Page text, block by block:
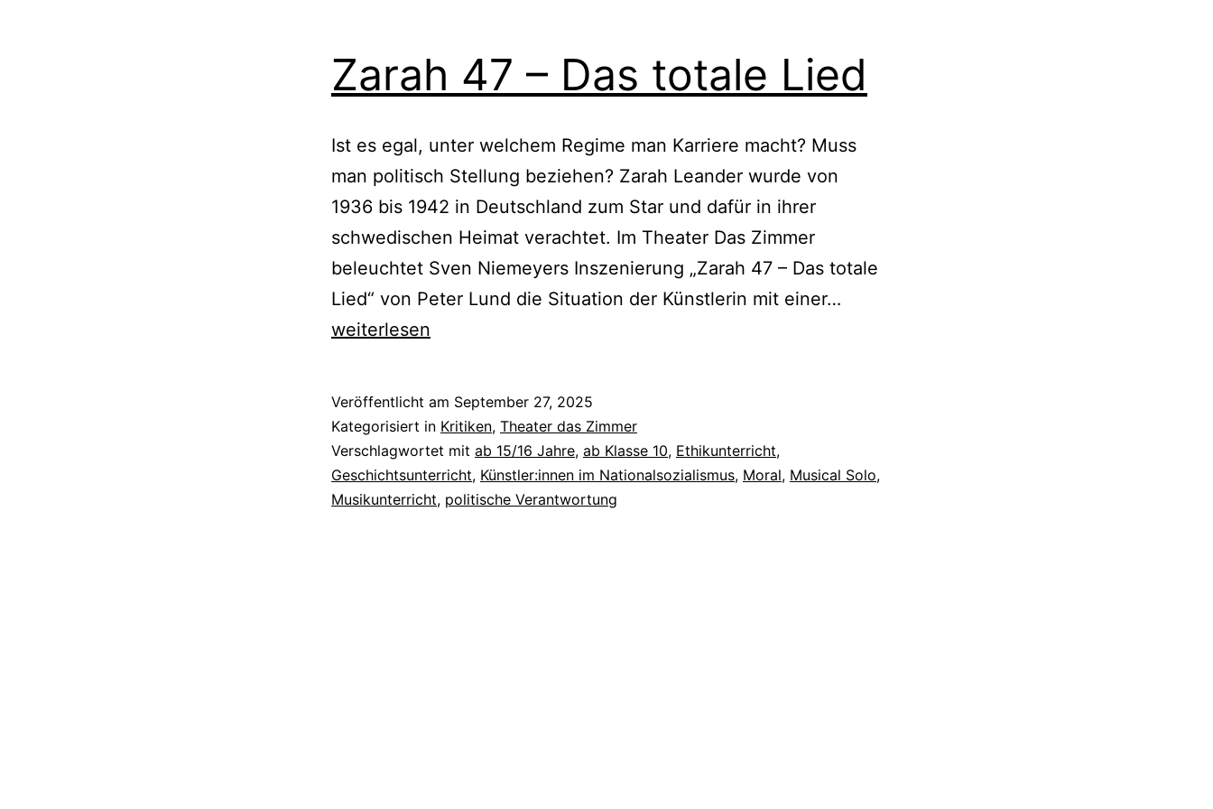
Zarah 47 – Das totale Lied
Ist es egal, unter welchem Regime man Karriere macht? Muss
man politisch Stellung beziehen? Zarah Leander wurde von
1936 bis 1942 in Deutschland zum Star und dafür in ihrer
schwedischen Heimat verachtet. Im Theater Das Zimmer
beleuchtet Sven Niemeyers Inszenierung „Zarah 47 – Das totale
Lied“ von Peter Lund die Situation der Künstlerin mit einer…
weiterlesen
Veröffentlicht am September 27, 2025
Kategorisiert in Kritiken, Theater das Zimmer
Verschlagwortet mit ab 15/16 Jahre, ab Klasse 10, Ethikunterricht,
Geschichtsunterricht, Künstler:innen im Nationalsozialismus, Moral, Musical Solo,
Musikunterricht, politische Verantwortung